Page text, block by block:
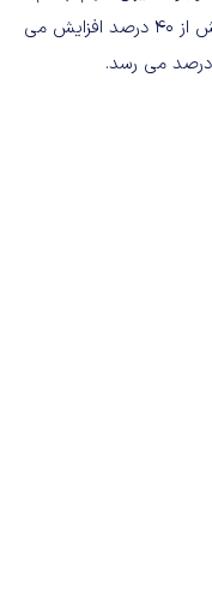
بادامی ها از بازار موبایل، در سال بعد به بیش از 40 درصد افزایش می